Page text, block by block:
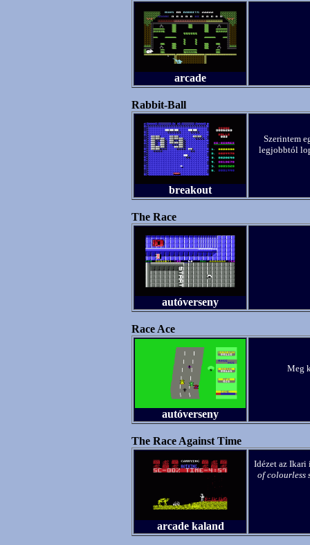
arcade
Rabbit-Ball
breakout
Szerintem
legjobbtól
The Race
autóverseny
Race Ace
autóverseny
Meg
The Race Against Time
arcade kaland
Idézet az
of colourless